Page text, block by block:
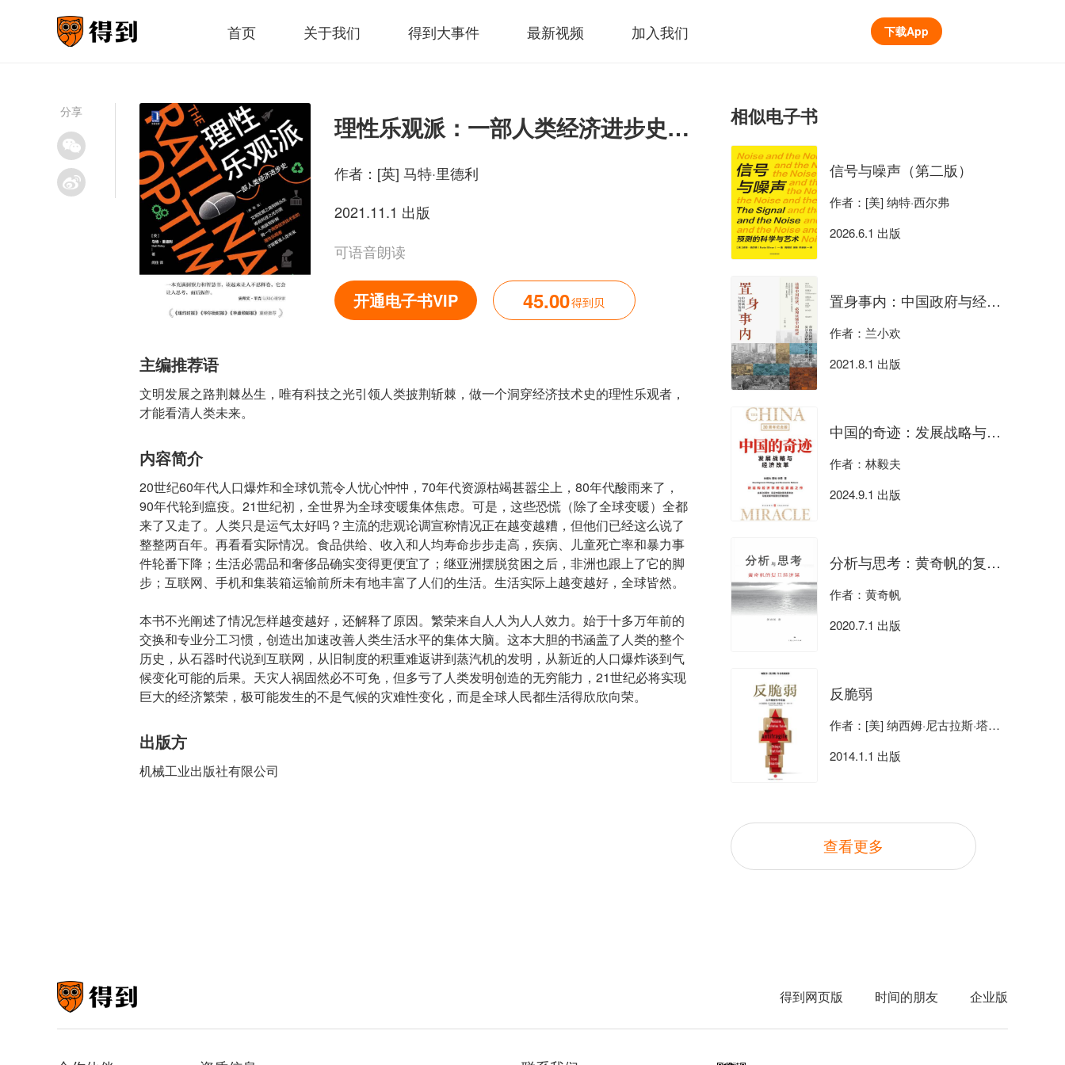
首页 关于我们 得到大事件 最新视频 加入我们 下载App
分享
理性乐观派：一部人类经济进步史（典藏版）
作者： [英] 马特·里德利
2021.11.1 出版
可语音朗读
开通电子书VIP 45.00得到贝
主编推荐语
文明发展之路荆棘丛生，唯有科技之光引领人类披荆斩棘，做一个洞穿经济技术史的理性乐观者，
才能看清人类未来。
内容简介
20世纪60年代人口爆炸和全球饥荒令人忧心忡忡，70年代资源枯竭甚嚣尘上，80年代酸雨来了，
90年代轮到瘟疫。21世纪初，全世界为全球变暖集体焦虑。可是，这些恐慌（除了全球变暖）全都
来了又走了。人类只是运气太好吗？主流的悲观论调宣称情况正在越变越糟，但他们已经这么说了
整整两百年。再看看实际情况。食品供给、收入和人均寿命步步走高，疾病、儿童死亡率和暴力事
件轮番下降；生活必需品和奢侈品确实变得更便宜了；继亚洲摆脱贫困之后，非洲也跟上了它的脚
步；互联网、手机和集装箱运输前所未有地丰富了人们的生活。生活实际上越变越好，全球皆然。
本书不光阐述了情况怎样越变越好，还解释了原因。繁荣来自人人为人人效力。始于十多万年前的
交换和专业分工习惯，创造出加速改善人类生活水平的集体大脑。这本大胆的书涵盖了人类的整个
历史，从石器时代说到互联网，从旧制度的积重难返讲到蒸汽机的发明，从新近的人口爆炸谈到气
候变化可能的后果。天灾人祸固然必不可免，但多亏了人类发明创造的无穷能力，21世纪必将实现
巨大的经济繁荣，极可能发生的不是气候的灾难性变化，而是全球人民都生活得欣欣向荣。
出版方
机械工业出版社有限公司
相似电子书
信号与噪声（第二版）
作者：[美] 纳特·西尔弗
2026.6.1 出版
置身事内：中国政府与经济发展
作者：兰小欢
2021.8.1 出版
中国的奇迹：发展战略与经济改革（30周年纪念版）
作者：林毅夫
2024.9.1 出版
分析与思考：黄奇帆的复旦经济课
作者：黄奇帆
2020.7.1 出版
反脆弱
作者：[美] 纳西姆·尼古拉斯·塔勒布
2014.1.1 出版
查看更多
得到网页版 时间的朋友 企业版